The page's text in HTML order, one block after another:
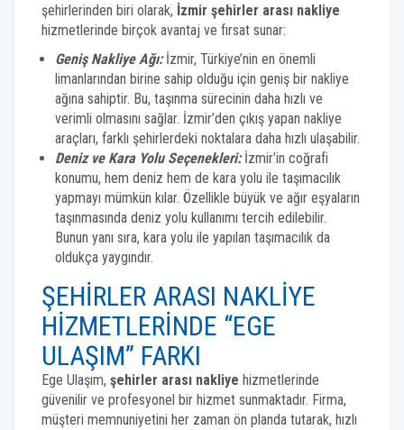
şehirlerinden biri olarak, İzmir şehirler arası nakliye
hizmetlerinde birçok avantaj ve fırsat sunar:
Geniş Nakliye Ağı: İzmir, Türkiye’nin en önemli
limanlarından birine sahip olduğu için geniş bir nakliye
ağına sahiptir. Bu, taşınma sürecinin daha hızlı ve
verimli olmasını sağlar. İzmir’den çıkış yapan nakliye
araçları, farklı şehirlerdeki noktalara daha hızlı ulaşabilir.
Deniz ve Kara Yolu Seçenekleri:İzmir’in coğrafi
konumu, hem deniz hem de kara yolu ile taşımacılık
yapmayı mümkün kılar. Özellikle büyük ve ağır eşyaların
taşınmasında deniz yolu kullanımı tercih edilebilir.
Bunun yanı sıra, kara yolu ile yapılan taşımacılık da
oldukça yaygındır.
ŞEHIRLER ARASI NAKLIYE
HIZMETLERINDE “EGE
ULAŞIM” FARKI
Ege Ulaşım, şehirler arası nakliye hizmetlerinde
güvenilir ve profesyonel bir hizmet sunmaktadır. Firma,
müşteri memnuniyetini her zaman ön planda tutarak, hızlı